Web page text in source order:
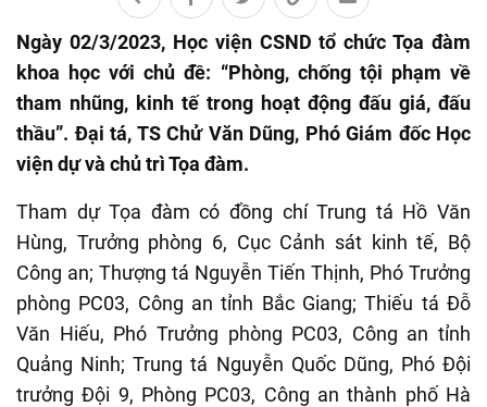
Ngày 02/3/2023, Học viện CSND tổ chức Tọa đàm
khoa học với chủ đề: “Phòng, chống tội phạm về
tham nhũng, kinh tế trong hoạt động đấu giá, đấu
thầu”. Đại tá, TS Chử Văn Dũng, Phó Giám đốc Học
viện dự và chủ trì Tọa đàm.
Tham dự Tọa đàm có đồng chí Trung tá Hồ Văn
Hùng, Trưởng phòng 6, Cục Cảnh sát kinh tế, Bộ
Công an; Thượng tá Nguyễn Tiến Thịnh, Phó Trưởng
phòng PC03, Công an tỉnh Bắc Giang; Thiếu tá Đỗ
Văn Hiếu, Phó Trưởng phòng PC03, Công an tỉnh
Quảng Ninh; Trung tá Nguyễn Quốc Dũng, Phó Đội
trưởng Đội 9, Phòng PC03, Công an thành phố Hà